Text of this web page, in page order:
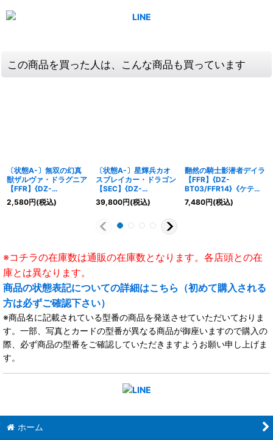
この商品を買った人は、こんな商品も買っています
〔状態A-〕無双の幻真
獣ザルヴァ・ドラグニア
【FFR】{DZ-
BT14/FFR03}《ドラゴ
ンエンパイア》
2,580円(税込)
〔状態A-〕星輝兵カオ
スブレイカー・ドラゴン
【SEC】{DZ-
BT15/SEC04}《ブラン
トゲート》
39,800円(税込)
翻然の騎士影潜者デイラ
【FFR】{DZ-
BT03/FFR14}《ケテル
サンクチュアリ》
7,480円(税込)
※コチラの在庫数は通販の在庫数となります。各店頭との在
庫とは異なります。
商品の状態表記についての詳細はこちら（初めて購入される
方は必ずご確認下さい）
※商品名に記載されている型番の商品を発送させていただいておりま
す。一部、写真とカードの型番が異なる商品が御座いますので購入の
際、必ず商品の型番をご確認していただきますようお願い申し上げま
す。
ホーム